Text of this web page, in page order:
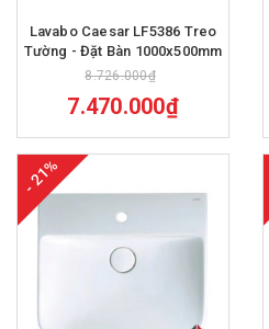
Lavabo Caesar LF5386 Treo
Tường - Đặt Bàn 1000x500mm
8.726.000₫
7.470.000₫
- 21%